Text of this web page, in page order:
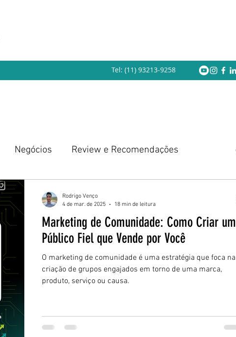
Tel: (11) 93213-9258
Negócios Review e Recomendações
Marketing de Comunidade: Como Criar um
Público Fiel que Vende por Você
O marketing de comunidade é uma estratégia que foca na
criação de grupos engajados em torno de uma marca,
produto, serviço ou causa.
Rodrigo Venço
4 de mar. de 2025
18 min de leitura